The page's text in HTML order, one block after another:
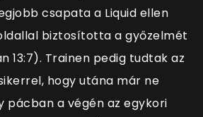
csapata a Liquid ellen
biztosította a győzelmét
13:7). Trainen pedig tudtak az
hogy utána már ne
pácban a végén az egykori